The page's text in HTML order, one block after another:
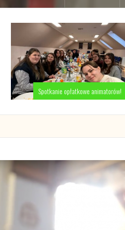
Spotkanie opłatkowe animatorów!